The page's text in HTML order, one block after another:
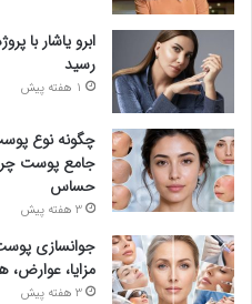
رسید
1 هفته پیش
چگونه نوع
جامع پوست
حساس
3 هفته پیش
جوانسازی
مزایا،
3 هفته پیش